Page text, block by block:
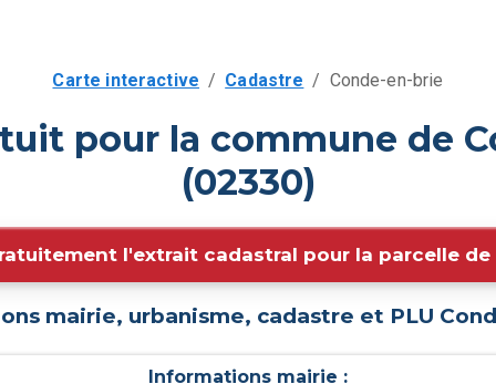
Carte interactive / Cadastre / Conde-en-brie
pour la commune de
(02330)
l'extrait cadastral pour la parcelle de
mairie, urbanisme, cadastre et PLU
Informations mairie :